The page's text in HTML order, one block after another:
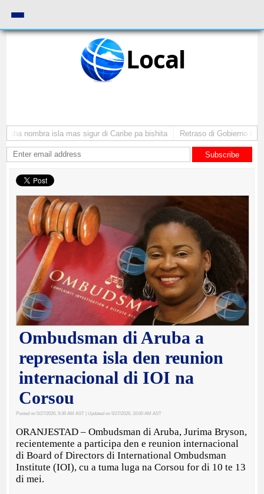
Local
nombra isla mas sigur di Caribe pa bishita Retraso di Gobierno ta
Subscribe
Ombudsman di Aruba a
representa isla den reunion
internacional di IOI na
Corsou
Posted on 5/27/2026, 9:36 AM AST | Updated on 5/27/2026, 10:00 AM AST
ORANJESTAD – Ombudsman di Aruba, Jurima Bryson,
recientemente a participa den e reunion internacional
di Board of Directors di International Ombudsman
Institute (IOI), cu a tuma luga na Corsou for di 10 te 13
di mei.